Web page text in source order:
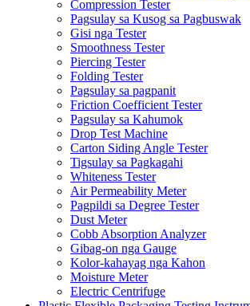
Compression Tester
Pagsulay sa Kusog sa Pagbuswak
Gisi nga Tester
Smoothness Tester
Piercing Tester
Folding Tester
Pagsulay sa pagpanit
Friction Coefficient Tester
Pagsulay sa Kahumok
Drop Test Machine
Carton Siding Angle Tester
Tigsulay sa Pagkagahi
Whiteness Tester
Air Permeability Meter
Pagpildi sa Degree Tester
Dust Meter
Cobb Absorption Analyzer
Gibag-on nga Gauge
Kolor-kahayag nga Kahon
Moisture Meter
Electric Centrifuge